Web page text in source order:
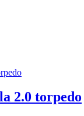
2.0 torpedo